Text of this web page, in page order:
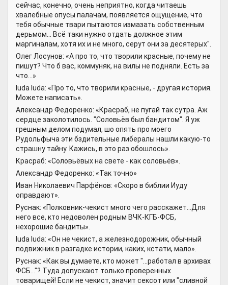
сейчас, конечно, очень неприятно, когда читаешь
хвалебные опусы палачам, появляется ощущение, что
тебя обычные твари пытаются измазать собственным
дерьмом... Всё таки нужно отдать должное этим
маргиналам, хотя их и не много, серут они за десятерых".
Олег Лосунов: «А про то, что творили красные, почему не
пишут? Что б вас, коммуняк, на вилы не подняли. Есть за
что...»
luda luda: «Про то, что творили красные, - другая история.
Можете написать».
Александр Федоренко: «Красраб, не пугай так сутра. Аж
сердце заколотилось. "Соловьёв был бандитом". Я уж
грешным делом подумал, шо опять про моего
Рудольфыча эти бздительные либералы нашли какую-то
страшну тайну. Кажись, в это раз обошлось».
Красраб: «Соловьёвых на свете - как соловьёв».
Александр Федоренко: «Так точно»
Иван Николаевич Парфёнов: «Скоро в библии Иуду
оправдают».
Руснак: «Полковник-чекист много чего расскажет...Для
него все, кто недоволен родным ВЧК-КГБ-ФСБ,
нехорошие бандиты».
luda luda: «Он не чекист, а железнодорожник, обычный
подвижник в разгадке истории, каких, кстати, мало».
Руснак: «Как вы думаете, кто может "...работал в архивах
ФСБ..."? Туда допускают только проверенных
товарищей! Если не чекист, значит сексот или "сливной